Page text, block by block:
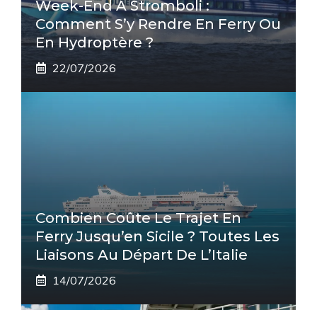
Week-End À Stromboli :
Comment S’y Rendre En Ferry Ou
En Hydroptère ?
22/07/2026
Combien Coûte Le Trajet En
Ferry Jusqu’en Sicile ? Toutes Les
Liaisons Au Départ De L’Italie
14/07/2026